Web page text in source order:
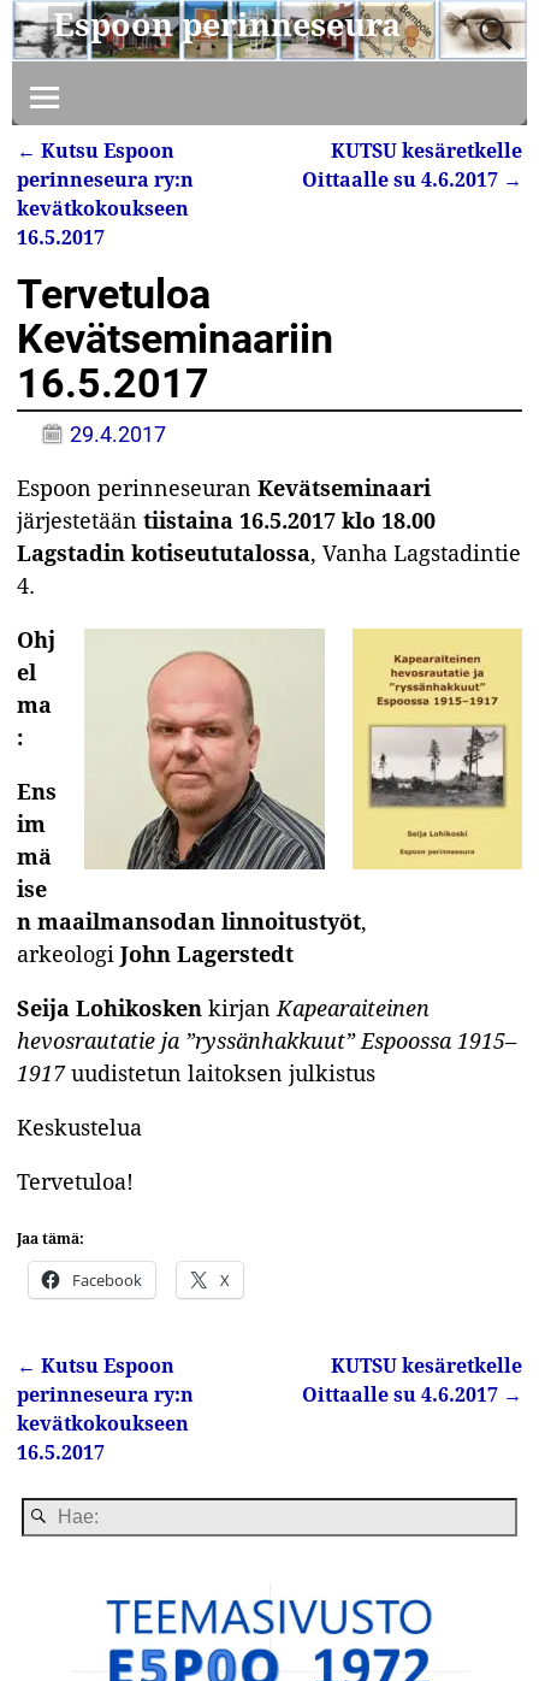
Espoon perinneseura
Artikkelin navigointi
← Kutsu Espoon
perinneseura ry:n
kevätkokoukseen
16.5.2017
KUTSU kesäretkelle
Oittaalle su 4.6.2017 →
Tervetuloa
Kevätseminaariin
16.5.2017
29.4.2017
Espoon perinneseuranKevätseminaari
järjestetääntiistaina 16.5.2017 klo 18.00
Lagstadin kotiseututalossa, Vanha Lagstadintie
4.
Ohj
el
ma
:
Ens
im
mä
ise
n maailmansodan linnoitustyöt,
arkeologiJohn Lagerstedt
Seija Lohikosken kirjanKapearaiteinen
hevosrautatie ja ”ryssänhakkuut” Espoossa 1915–
1917uudistetun laitoksen julkistus
Keskustelua
Tervetuloa!
Jaa tämä:
Facebook X
Artikkelin navigointi
← Kutsu Espoon
perinneseura ry:n
kevätkokoukseen
16.5.2017
KUTSU kesäretkelle
Oittaalle su 4.6.2017 →